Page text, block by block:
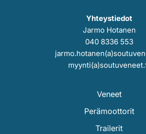
Yhteystiedot
Jarmo Hotanen
040 8336 553
Veneet
Perämoottorit
Trailerit